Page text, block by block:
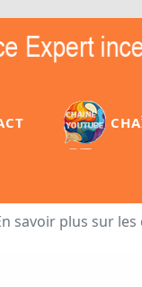
savoir plus sur les